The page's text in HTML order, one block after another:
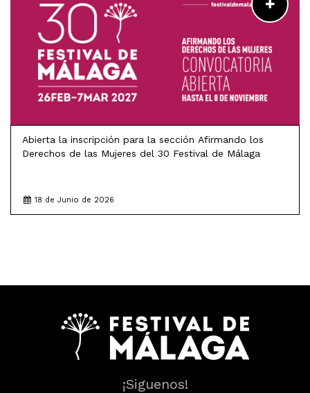
Abierta la inscripción para la sección Afirmando los
Derechos de las Mujeres del 30 Festival de Málaga
18 de Junio de 2026
¡Siguenos!